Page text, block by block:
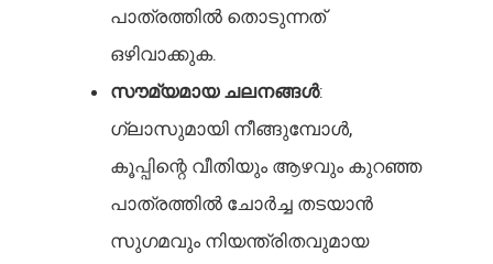
പാത്രത്തിൽ തൊടുന്നത്
ഒഴിവാക്കുക.
സൗമ്യമായ ചലനങ്ങൾ:
ഗ്ലാസുമായി നീങ്ങുമ്പോൾ,
കൂപ്പിന്റെ വീതിയും ആഴവും കുറഞ്ഞ
പാത്രത്തിൽ ചോർച്ച തടയാൻ
സുഗമവും നിയന്ത്രിതവുമായ